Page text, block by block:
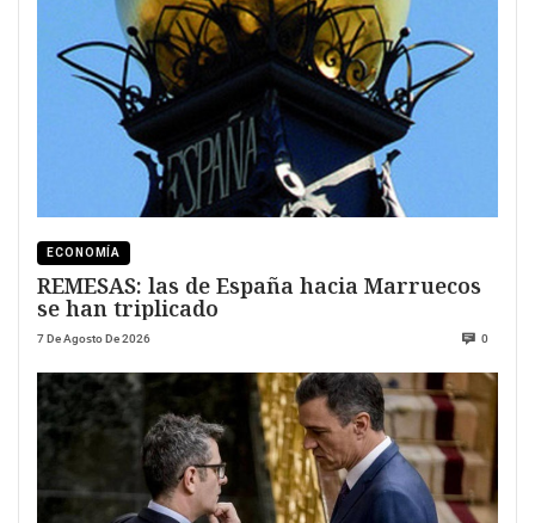
ECONOMÍA
REMESAS: las de España hacia Marruecos
se han triplicado
7 De Agosto De 2026 0